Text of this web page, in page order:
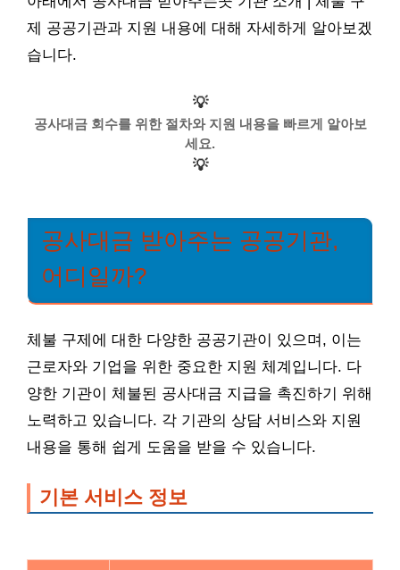
제 공공기관과 지원 내용에 대해 자세하게 알아보겠
습니다.
💡
공사대금 회수를 위한 절차와 지원 내용을 빠르게 알아보
세요.
💡
공사대금 받아주는 공공기관,
어디일까?
체불 구제에 대한 다양한 공공기관이 있으며, 이는
근로자와 기업을 위한 중요한 지원 체계입니다. 다
양한 기관이 체불된 공사대금 지급을 촉진하기 위해
노력하고 있습니다. 각 기관의 상담 서비스와 지원
내용을 통해 쉽게 도움을 받을 수 있습니다.
기본 서비스 정보